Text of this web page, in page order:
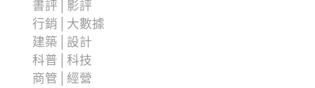
書評│影評
行銷│大數據
建築│設計
科普│科技
商管│經營